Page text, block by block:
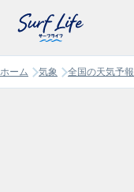
ホーム 気象 全国の天気予報